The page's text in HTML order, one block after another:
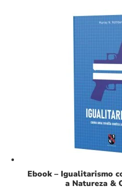
Ebook – Igualitarismo
a Natureza &